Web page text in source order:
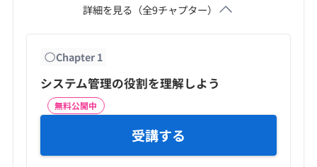
詳細を見る（全9チャプター）
Chapter1
システム管理の役割を理解しよう
無料公開中
受講する